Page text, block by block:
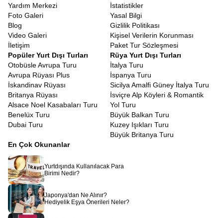
Yardım Merkezi
Foto Galeri
Blog
Video Galeri
İletişim
İstatistikler
Yasal Bilgi
Gizlilik Politikası
Kişisel Verilerin Korunması
Paket Tur Sözleşmesi
Popüler Yurt Dışı Turları
Otobüsle Avrupa Turu
Avrupa Rüyası Plus
İskandinav Rüyası
Britanya Rüyası
Alsace Noel Kasabaları Turu
Benelüx Turu
Dubai Turu
Rüya Yurt Dışı Turları
İtalya Turu
İspanya Turu
Sicilya Amalfi Güney İtalya Turu
İsviçre Alp Köyleri & Romantik
Yol Turu
Büyük Balkan Turu
Kuzey Işıkları Turu
Büyük Britanya Turu
En Çok Okunanlar
Yurtdışında Kullanılacak Para
Birimi Nedir?
Japonya'dan Ne Alınır?
Hediyelik Eşya Önerileri Neler?